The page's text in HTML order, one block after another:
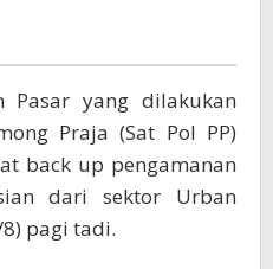
Pasar yang dilakukan
Praja (Sat Pol PP)
back up pengamanan
dari sektor Urban
pagi tadi.